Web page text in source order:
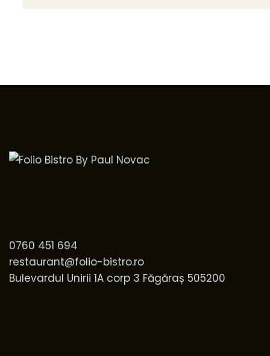
0760 451 694
restaurant@folio-bistro.ro
Bulevardul Unirii 1A corp 3 Făgăraș 505200